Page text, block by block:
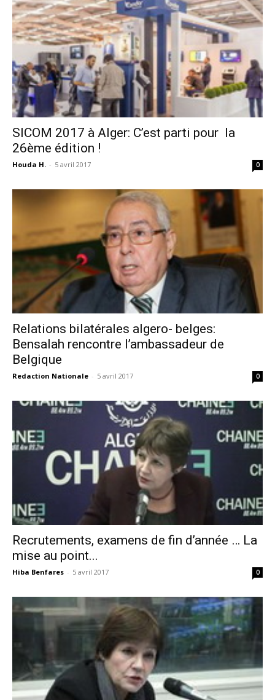
SICOM 2017 à Alger: C’est parti pour la
26ème édition !
Houda H. - 5 avril 2017 0
Relations bilatérales algero- belges:
Bensalah rencontre l’ambassadeur de
Belgique
Redaction Nationale - 5 avril 2017 0
Recrutements, examens de fin d’année … La
mise au point...
Hiba Benfares - 5 avril 2017 0